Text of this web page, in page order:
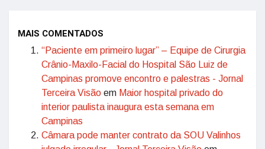
MAIS COMENTADOS
“Paciente em primeiro lugar” – Equipe de Cirurgia
Crânio-Maxilo-Facial do Hospital São Luiz de
Campinas promove encontro e palestras - Jornal
Terceira Visão em Maior hospital privado do
interior paulista inaugura esta semana em
Campinas
Câmara pode manter contrato da SOU Valinhos